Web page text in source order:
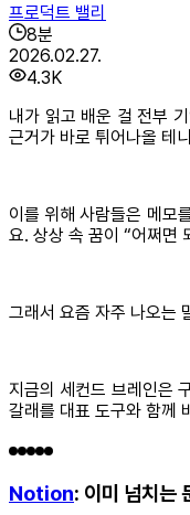
프로덕트 밸리
8분
2026.02.27.
4.3K
내가 읽고 배운 걸 전부
근거가 바로 튀어나올 테
이를 위해 사람들은 메모
요. 상상 속 꿈이 “어쩌면
그래서 요즘 자주 나오는
지금의 세컨드 브레인은
갈래를 대표 도구와 함께
Notion: 이미 넘치는